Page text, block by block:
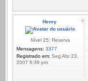
Henry
Nível 25: Reserva
Mensagens: 3377
Registrado em: Seg Abr 23,
2007 6:39 pm